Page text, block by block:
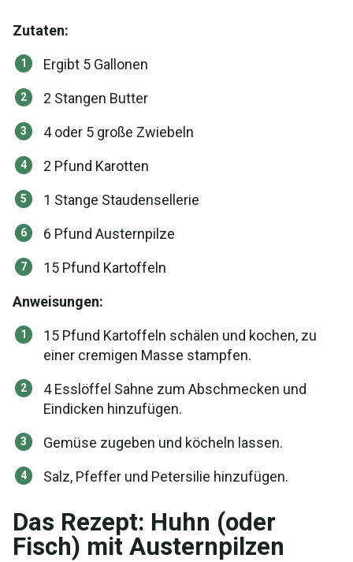
Zutaten:
Ergibt 5 Gallonen
2 Stangen Butter
4 oder 5 große Zwiebeln
2 Pfund Karotten
1 Stange Staudensellerie
6 Pfund Austernpilze
15 Pfund Kartoffeln
Anweisungen:
15 Pfund Kartoffeln schälen und kochen, zu
einer cremigen Masse stampfen.
4 Esslöffel Sahne zum Abschmecken und
Eindicken hinzufügen.
Gemüse zugeben und köcheln lassen.
Salz, Pfeffer und Petersilie hinzufügen.
Das Rezept: Huhn (oder
Fisch) mit Austernpilzen